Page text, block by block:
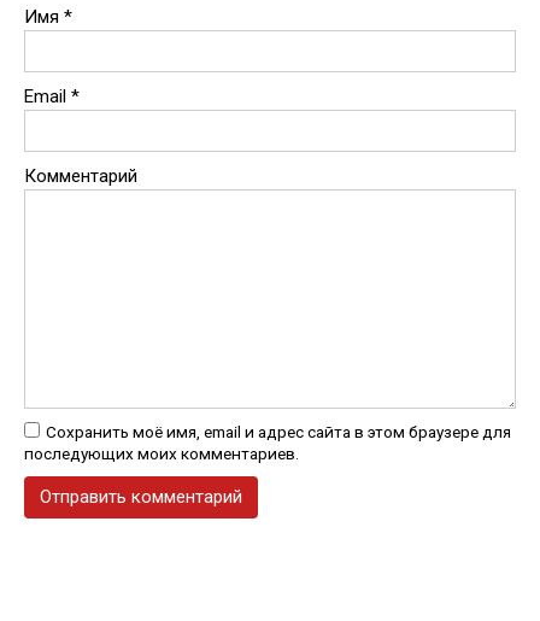
Имя *
Email *
Комментарий
Сохранить моё имя, email и адрес сайта в этом браузере для
последующих моих комментариев.